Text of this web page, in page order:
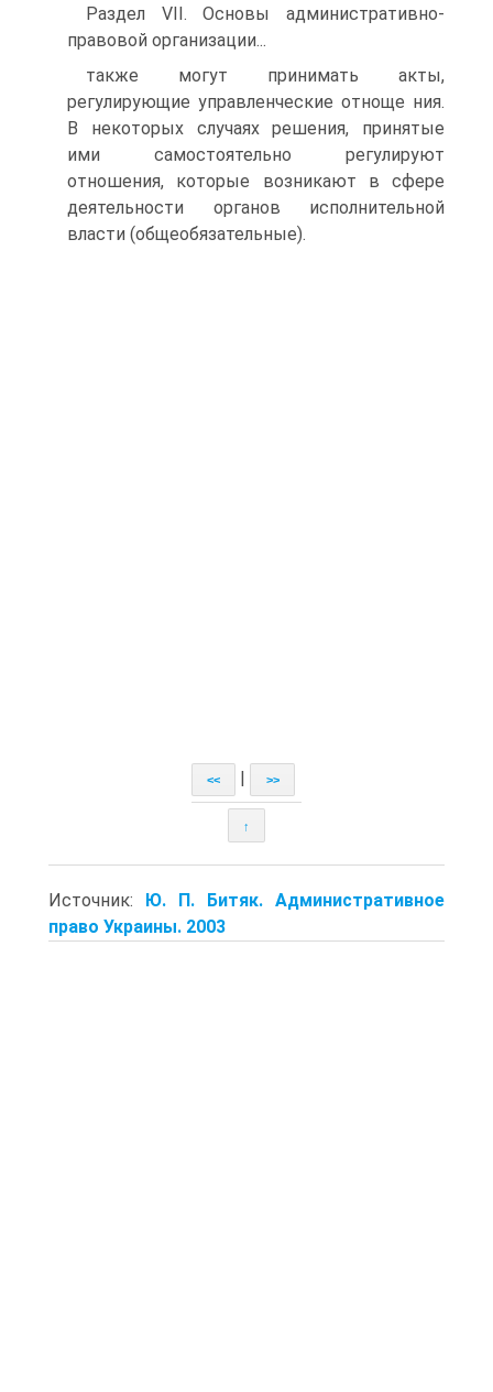
Раздел VII. Основы административно-
правовой организации...
также могут принимать акты,
регулирующие управленческие отноще ния.
В некоторых случаях решения, принятые
ими самостоятельно регулируют
отношения, которые возникают в сфере
деятельности органов исполнительной
власти (общеобязательные).
<< >>
↑
Источник: Ю. П. Битяк. Административное
право Украины. 2003